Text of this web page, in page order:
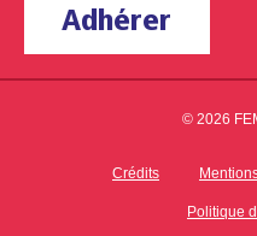
Adhérer
© 2026
Crédits
Politique